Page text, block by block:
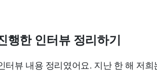
행한 인터뷰 정리하기
터뷰 내용 정리였어요. 지난 한 해 저